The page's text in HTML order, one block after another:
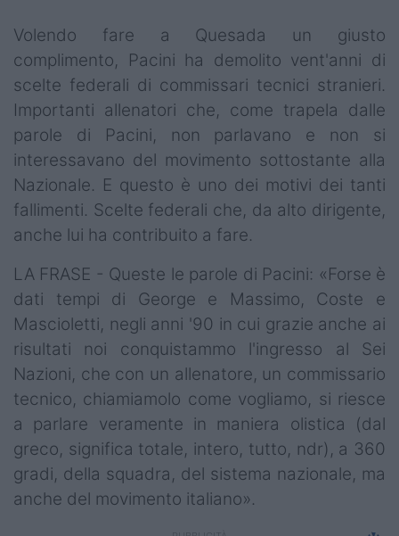
Top10
Podcast
Shop
Volendo fare a Quesada un giusto
complimento, Pacini ha demolito vent'anni di
scelte federali di commissari tecnici stranieri.
Importanti allenatori che, come trapela dalle
parole di Pacini, non parlavano e non si
interessavano del movimento sottostante alla
Nazionale. E questo è uno dei motivi dei tanti
fallimenti. Scelte federali che, da alto dirigente,
anche lui ha contribuito a fare.
LA FRASE - Queste le parole di Pacini: «Forse è
dati tempi di George e Massimo, Coste e
Mascioletti, negli anni '90 in cui grazie anche ai
risultati noi conquistammo l'ingresso al Sei
Nazioni, che con un allenatore, un commissario
tecnico, chiamiamolo come vogliamo, si riesce
a parlare veramente in maniera olistica (dal
greco, significa totale, intero, tutto, ndr), a 360
gradi, della squadra, del sistema nazionale, ma
anche del movimento italiano».